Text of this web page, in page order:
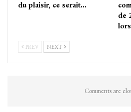
du plaisir, ce serait…
de
PREV NEXT
Comments are